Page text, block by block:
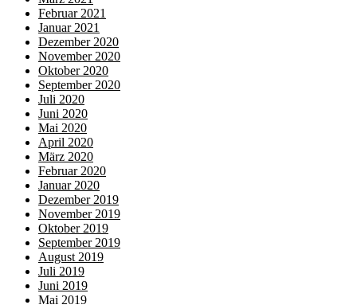
Februar 2021
Januar 2021
Dezember 2020
November 2020
Oktober 2020
September 2020
Juli 2020
Juni 2020
Mai 2020
April 2020
März 2020
Februar 2020
Januar 2020
Dezember 2019
November 2019
Oktober 2019
September 2019
August 2019
Juli 2019
Juni 2019
Mai 2019